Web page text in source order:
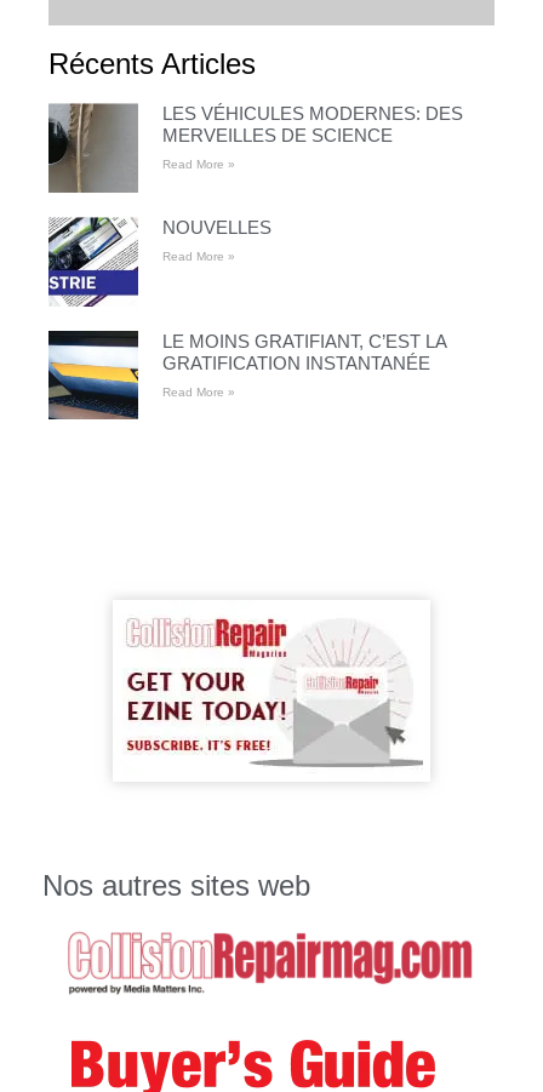
Récents Articles
LES VÉHICULES MODERNES: DES
MERVEILLES DE SCIENCE
Read More »
NOUVELLES
Read More »
LE MOINS GRATIFIANT, C’EST LA
GRATIFICATION INSTANTANÉE
Read More »
Nos autres sites web